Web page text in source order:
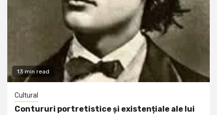
13 min read
Cultural
Contururi portretistice și existențiale ale lui